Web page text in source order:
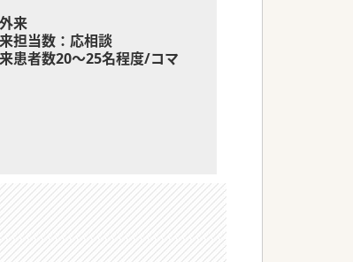
来
担当数：応相談
患者数20～25名程度/コマ